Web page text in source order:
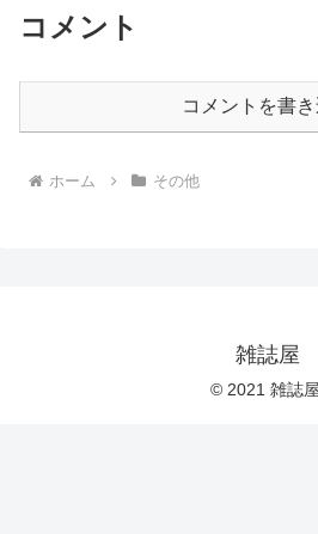
コメント
コメントを書
ホーム その他
雑誌屋
© 2021 雑誌屋.